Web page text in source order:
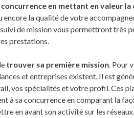
en mettant en valeur
la qualité de votre
de mission vous permettront très
prestations.
trouver sa première mission . Pour
et entreprises existent. Il est
vos spécialités et votre profil. Ces
à sa concurrence en comparant la
en avant son activité sur les